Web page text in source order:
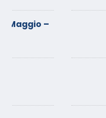
Il rilascio
diritto dei
Calendario
Settembre